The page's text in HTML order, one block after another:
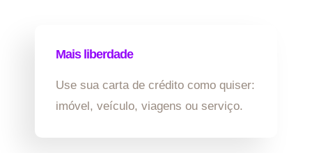
Mais liberdade
Use sua carta de crédito como quiser:
imóvel, veículo, viagens ou serviço.